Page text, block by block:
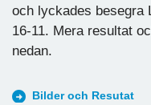
och lyckades besegra
16-11. Mera resultat
nedan.
Bilder och Resutat